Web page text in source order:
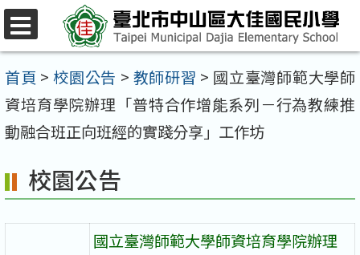
跳
至
主
要
內
區
首頁 > 校園公告 > 教師研習 > 國立臺灣師範大學師
資培育學院辦理「普特合作增能系列－行為教練推
動融合班正向班經的實踐分享」工作坊
校園公告
國立臺灣師範大學師資培育學院辦理
選
單